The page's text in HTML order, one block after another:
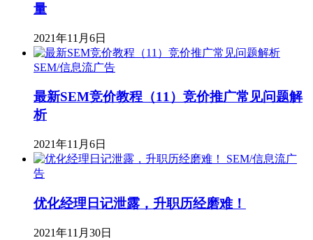
量
2021年11月6日
SEM/信息流广告
最新SEM竞价教程（11）竞价推广常见问题解
析
2021年11月6日
SEM/信息流广
告
优化经理日记泄露，升职历经磨难！
2021年11月30日